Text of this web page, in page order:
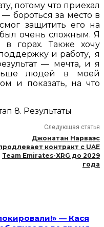
потому что приехал
бороться за место в
защитить его на
очень сложным. Я
в горах. Также хочу
и работу, я
— мечта, и я
людей в моей
и показать, на что
8. Результаты
Следующая статья
Джонатан Нарваэс
контракт с UAE
Team Emirates-XRG до 2029
года
— Кася